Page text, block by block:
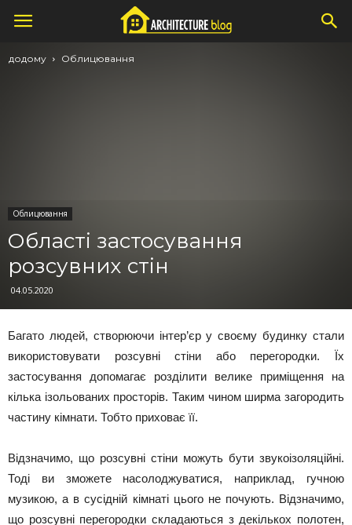
додому Облицювання
Облицювання
Області застосування
розсувних стін
04.05.2020
Багато людей, створюючи інтер’єр у своєму будинку стали
використовувати розсувні стіни або перегородки. Їх
застосування допомагає розділити велике приміщення на
кілька ізольованих просторів. Таким чином ширма загородить
частину кімнати. Тобто приховає її.
Відзначимо, що розсувні стіни можуть бути звукоізоляційні.
Тоді ви зможете насолоджуватися, наприклад, гучною
музикою, а в сусідній кімнаті цього не почують. Відзначимо,
що розсувні перегородки складаються з декількох полотен,